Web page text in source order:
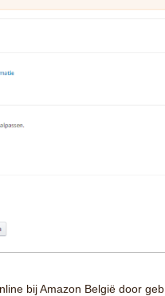
bij Amazon België door